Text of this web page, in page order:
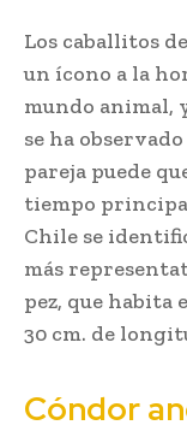
Los caballitos
un ícono a la
mundo animal,
se ha
pareja puede
tiempo
Chile se
más
pez, que habita
30 cm. de
Cóndor